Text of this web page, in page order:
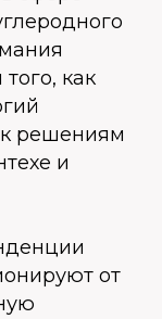
как
к решениям
и
от